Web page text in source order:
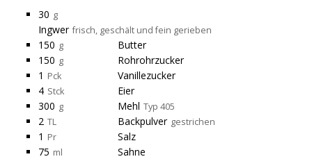
30 g
Ingwer frisch, geschält und fein gerieben
150 g
Butter
150 g
Rohrohrzucker
1 Pck
Vanillezucker
4 Stck
Eier
300 g Mehl Typ 405
2 TL Backpulver gestrichen
1 Pr
Salz
75 ml
Sahne